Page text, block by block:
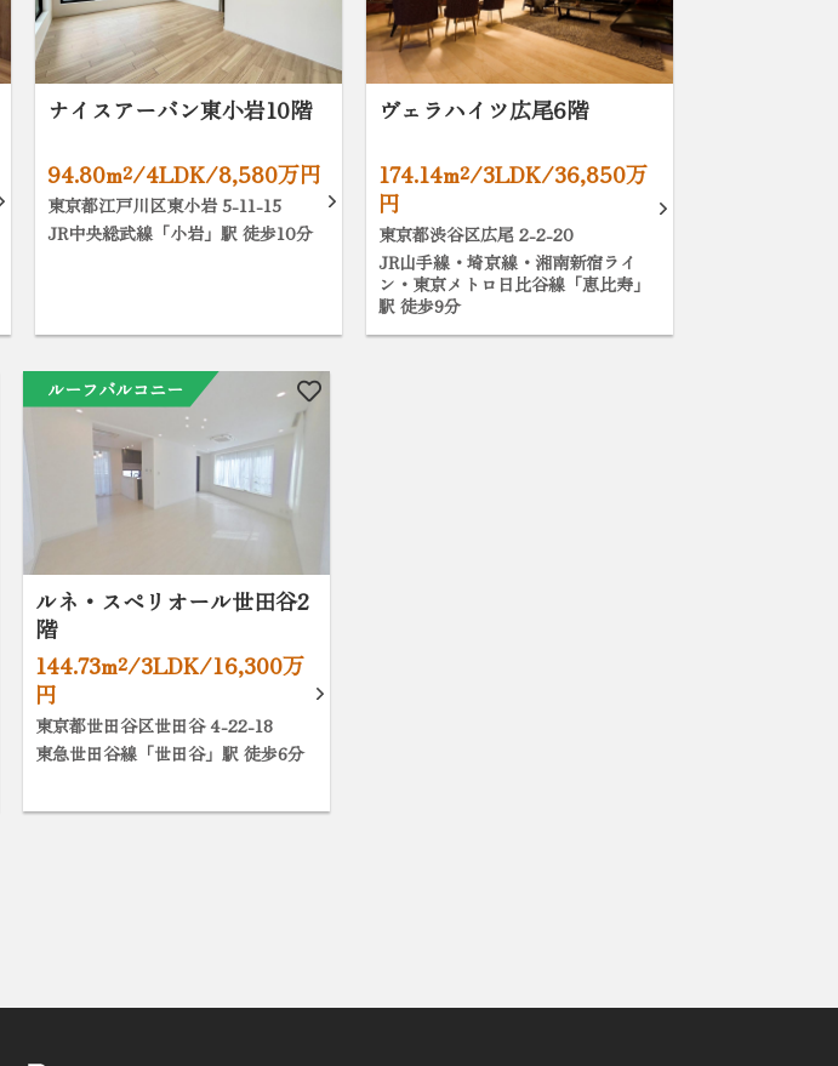
ナイスアーバン東小岩10階
94.80m²/4LDK/8,580万円
東京都江戸川区東小岩 5-11-15
JR中央総武線「小岩」駅 徒歩10分
ヴェラハイツ広尾6階
174.14m²/3LDK/36,850万
円
東京都渋谷区広尾 2-2-20
JR山手線・埼京線・湘南新宿ライ
ン・東京メトロ日比谷線「恵比寿」
駅 徒歩9分
ルーフバルコニー
ルネ・スペリオール世田谷2
階
144.73m²/3LDK/16,300万
円
東京都世田谷区世田谷 4-22-18
東急世田谷線「世田谷」駅 徒歩6分